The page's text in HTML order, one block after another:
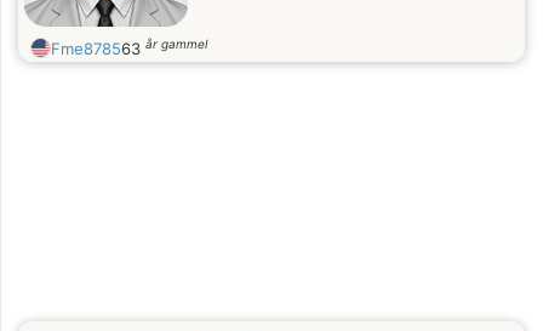
Fme878563 år gammel